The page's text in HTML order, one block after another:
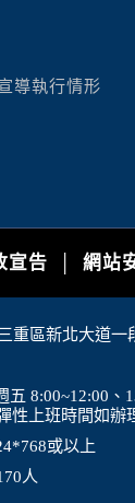
導執行情形
宣告 網站
重區新北大道
五 8:00~12:00、
性上班時間如
或以上
人